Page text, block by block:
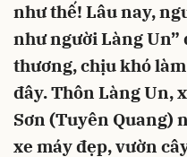
như thế! Lâu nay,
như người Làng Un”
thương, chịu khó
đây. Thôn Làng Un,
Sơn (Tuyên Quang)
xe máy đẹp, vườn